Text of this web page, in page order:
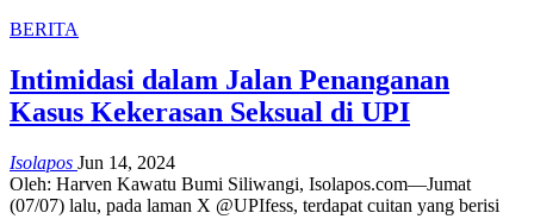
BERITA
Intimidasi dalam Jalan Penanganan
Kasus Kekerasan Seksual di UPI
Isolapos Jun 14, 2024
Oleh: Harven Kawatu Bumi Siliwangi, Isolapos.com—Jumat
(07/07) lalu, pada laman X @UPIfess, terdapat cuitan yang berisi